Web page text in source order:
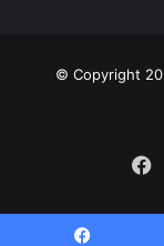
© Copyright